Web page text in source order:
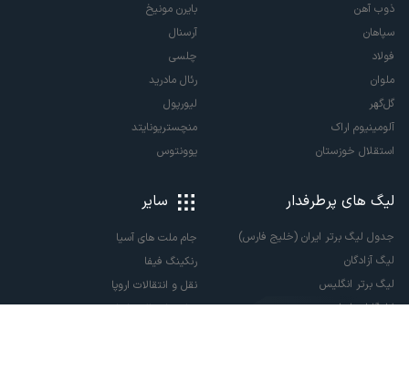
ذوب آهن
سپاهان
فولاد
ملوان
گل‌گهر
آلومینیوم اراک
استقلال خوزستان
بایرن مونیخ
آرسنال
چلسی
رئال مادرید
لیورپول
منچستریونایتد
یوونتوس
لیگ های پرطرفدار
جدول لیگ برتر ایران (خلیج فارس)
لیگ آزادگان
لیگ برتر انگلیس
لالیگا اسپانیا
سایر
جام ملت های آسیا
رنکینگ فیفا
نقل و انتقالات اروپا
نقل و انتقالات ایران